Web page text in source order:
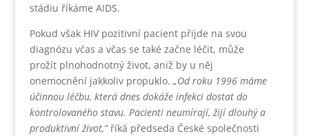
stádiu říkáme AIDS.
Pokud však HIV pozitivní pacient přijde na svou
diagnózu včas a včas se také začne léčit, může
prožít plnohodnotný život, aniž by u něj
onemocnění jakkoliv propuklo. „Od roku 1996 máme
účinnou léčbu, která dnes dokáže infekci dostat do
kontrolovaného stavu. Pacienti neumírají, žijí dlouhý a
produktivní život,”říká předseda České společnosti